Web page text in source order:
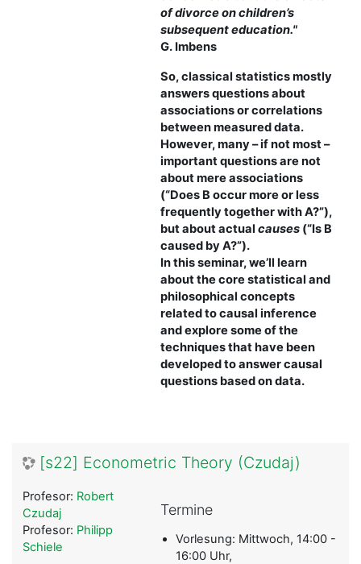
of divorce on children’s
subsequent education."
G. Imbens
So, classical statistics mostly
answers questions about
associations or correlations
between measured data.
However, many – if not most –
important questions are not
about mere associations
(“Does B occur more or less
frequently together with A?”),
but about actual causes(“Is B
caused by A?”).
In this seminar, we’ll learn
about the core statistical and
philosophical concepts
related to causal inference
and explore some of the
techniques that have been
developed to answer causal
questions based on data.
[s22] Econometric Theory (Czudaj)
Termine
Vorlesung: Mittwoch, 14:00 -
16:00 Uhr,
Profesor: Robert
Czudaj
Profesor: Philipp
Schiele